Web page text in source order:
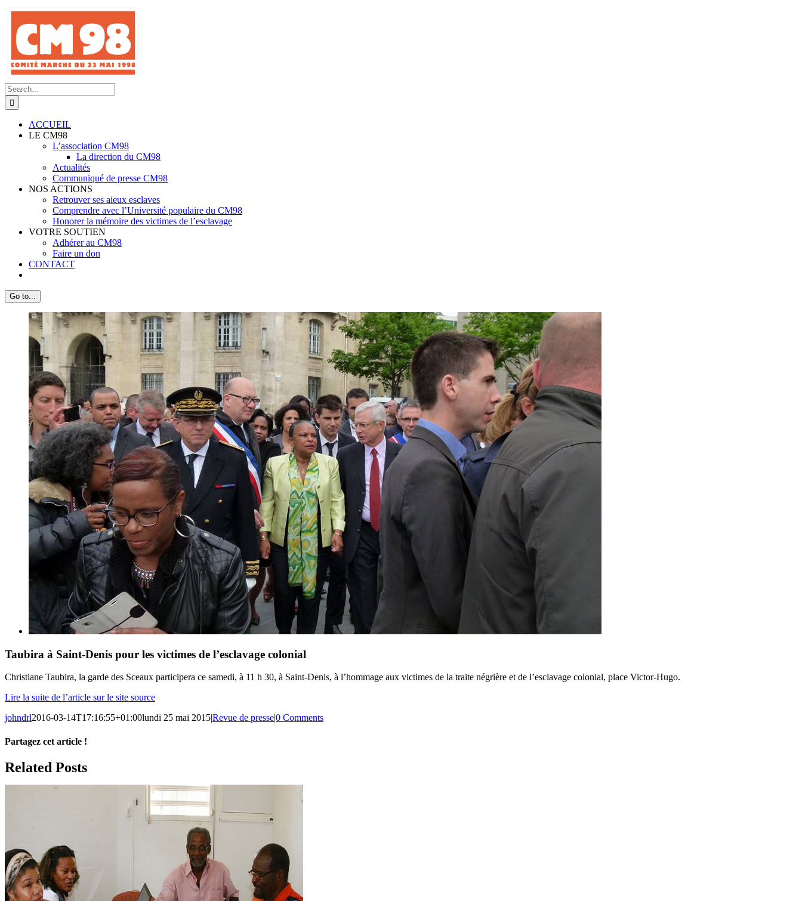
Skip
content
Search
for:
ACCUEIL
LE CM98
L’association CM98
La direction du CM98
Actualités
Communiqué de presse CM98
NOS ACTIONS
Retrouver ses aieux esclaves
Comprendre avec l’Université populaire du CM98
Honorer la mémoire des victimes de l’esclavage
VOTRE SOUTIEN
Adhérer au CM98
Faire un don
CONTACT
Go to...
View
Larger
Image
Taubira à Saint-Denis pour les victimes de l’esclavage colonial
Christiane Taubira, la garde des Sceaux participera ce samedi, à 11 h 30, à Saint-Denis, à l’hommage aux victimes de la traite négrière et de l’esclavage colonial, place Victor-Hugo.
Lire la suite de l’article sur le site source
johndrl2016-03-14T17:16:55+01:00lundi 25 mai 2015|Revue de presse|0 Comments
Partagez cet article !
Facebook
X
Reddit
LinkedIn
WhatsApp
Telegram
Tumblr
Pinterest
Vk
Xing
Email
Related Posts